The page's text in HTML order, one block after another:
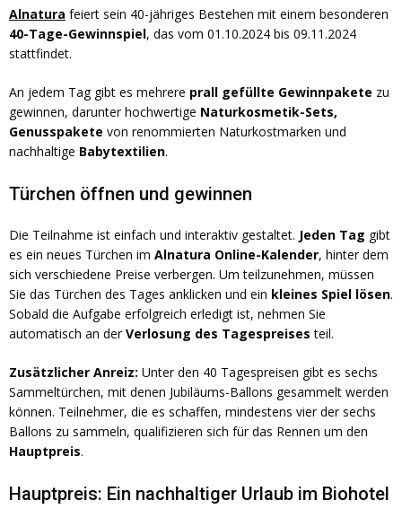
Alnatura feiert sein 40-jähriges Bestehen mit einem besonderen
40-Tage-Gewinnspiel, das vom 01.10.2024 bis 09.11.2024
stattfindet.
An jedem Tag gibt es mehrere prall gefüllte Gewinnpakete zu
gewinnen, darunter hochwertige Naturkosmetik-Sets,
Genusspakete von renommierten Naturkostmarken und
nachhaltige Babytextilien.
Türchen öffnen und gewinnen
Die Teilnahme ist einfach und interaktiv gestaltet. Jeden Tag gibt
es ein neues Türchen im Alnatura Online-Kalender, hinter dem
sich verschiedene Preise verbergen. Um teilzunehmen, müssen
Sie das Türchen des Tages anklicken und ein kleines Spiel lösen.
Sobald die Aufgabe erfolgreich erledigt ist, nehmen Sie
automatisch an derVerlosung des Tagespreises teil.
Zusätzlicher Anreiz: Unter den 40 Tagespreisen gibt es sechs
Sammeltürchen, mit denen Jubiläums-Ballons gesammelt werden
können. Teilnehmer, die es schaffen, mindestens vier der sechs
Ballons zu sammeln, qualifizieren sich für das Rennen um den
Hauptpreis.
Hauptpreis: Ein nachhaltiger Urlaub im Biohotel